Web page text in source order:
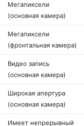
Мегапиксели
(основная камера)
Мегапиксели
(фронтальная камера)
Видео запись
(основная камера)
Широкая апертура
(основная камера)
Имеет непрерывный